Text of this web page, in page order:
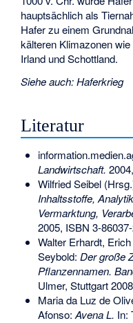
hauptsächlich als
Hafer zu einem
kälteren Klimazonen
Irland und Schottland.
Siehe auch:Haferkrieg
Literatur
Landwirtschaft. 2004,
Wilfried Seibel
Inhaltsstoffe,
Vermarktung,
2005, ISBN 3-
Walter Erhardt,
Seybold: Der große
Pflanzennamen.
Ulmer, Stuttgart
Maria da Luz de
Afonso:Avena L. In: